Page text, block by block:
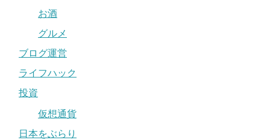
お酒
グルメ
ブログ運営
ライフハック
投資
仮想通貨
日本をぶらり